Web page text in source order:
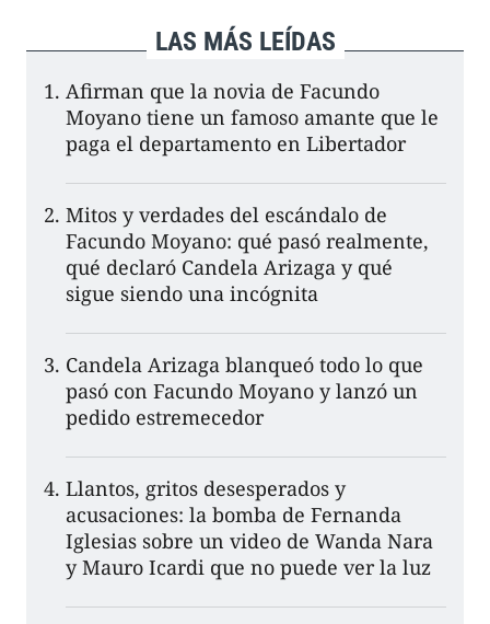
LAS MÁS LEÍDAS
Afirman que la novia de Facundo
Moyano tiene un famoso amante que le
paga el departamento en Libertador
Mitos y verdades del escándalo de
Facundo Moyano: qué pasó realmente,
qué declaró Candela Arizaga y qué
sigue siendo una incógnita
Candela Arizaga blanqueó todo lo que
pasó con Facundo Moyano y lanzó un
pedido estremecedor
Llantos, gritos desesperados y
acusaciones: la bomba de Fernanda
Iglesias sobre un video de Wanda Nara
y Mauro Icardi que no puede ver la luz